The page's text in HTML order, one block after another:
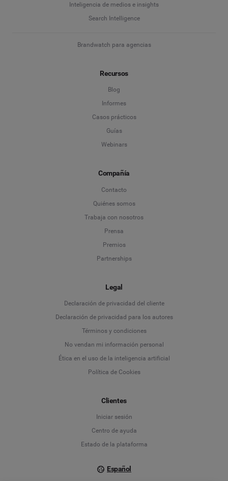
Inteligencia de medios e insights
Search Intelligence
Brandwatch para agencias
Recursos
Blog
Informes
Casos prácticos
Guías
Webinars
Compañía
Contacto
Quiénes somos
Trabaja con nosotros
Prensa
Premios
Partnerships
Legal
Declaración de privacidad del cliente
Declaración de privacidad para los autores
Términos y condiciones
No vendan mi información personal
Ética en el uso de la inteligencia artificial
Política de Cookies
Clientes
Iniciar sesión
Centro de ayuda
Estado de la plataforma
Español